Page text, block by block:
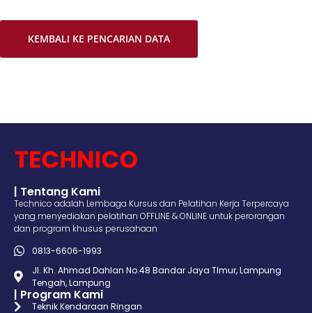
KEMBALI KE PENCARIAN DATA
| Tentang Kami
Technico adalah Lembaga Kursus dan Pelatihan Kerja Terpercaya
yang menyediakan pelatihan OFFLINE & ONLINE untuk perorangan
dan program khusus perusahaan
0813-6606-1993
Jl. Kh. Ahmad Dahlan No.48 Bandar Jaya TImur, Lampung
Tengah, Lampung
| Program Kami
Teknik Kendaraan Ringan